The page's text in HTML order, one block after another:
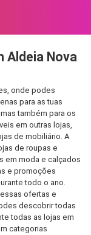
Aldeia Nova
onde podes
para as tuas
também para os
em outras lojas,
de mobiliário. A
de roupas e
em moda e calçados
e promoções
todo o ano.
ofertas e
descobrir todas
todas as lojas em
categorias